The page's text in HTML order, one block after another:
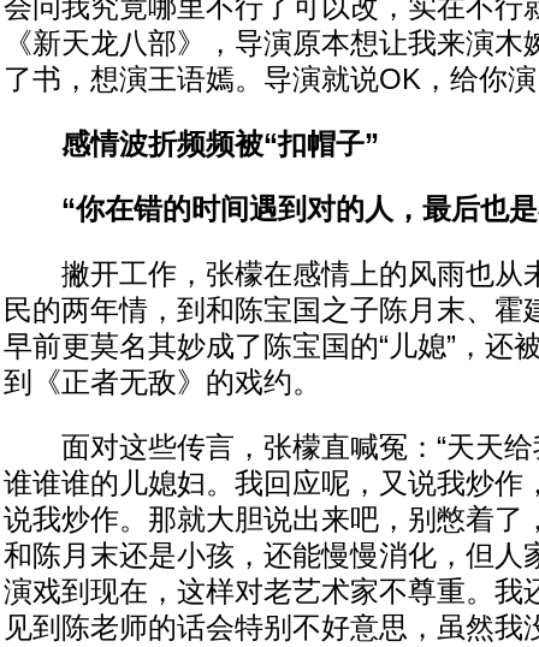
会问我究竟哪里不行了可以改，实在不行
《新天龙八部》，导演原本想让我来演木
了书，想演王语嫣。导演就说OK，给你演
感情波折频频被“扣帽子”
“你在错的时间遇到对的人，最后也是
撇开工作，张檬在感情上的风雨也从
民的两年情，到和陈宝国之子陈月末、
早前更莫名其妙成了陈宝国的“儿媳”，还
到《正者无敌》的戏约。
面对这些传言，张檬直喊冤：“天天给
谁谁谁的儿媳妇。我回应呢，又说我炒作
说我炒作。那就大胆说出来吧，别憋着了
和陈月末还是小孩，还能慢慢消化，但人
演戏到现在，这样对老艺术家不尊重。我
见到陈老师的话会特别不好意思，虽然我